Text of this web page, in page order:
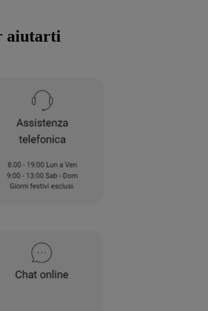
aiutarti
dei tuoi dati con terze parti
Accedendo alla sezione
preferenze.